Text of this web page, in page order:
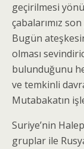
geçirilmesi
çabalarımız
Bugün
olması
bulunduğunu
ve temkinli
Mutabakatın
Suriye’nin
gruplar ile